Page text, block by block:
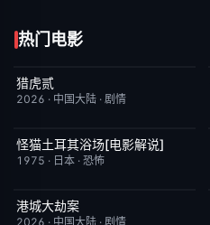
热门电影
今日更新
猎虎贰
2026 · 中国大陆 · 剧情
已完结
怪猫土耳其浴场[电影解说]
1975 · 日本 · 恐怖
今日更新
港城大劫案
2026 · 中国大陆 · 剧情